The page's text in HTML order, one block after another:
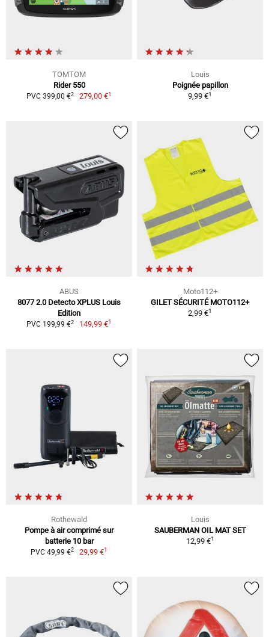
TOMTOM
Rider 550
PVC 399,00 €2 279,00 €1
Louis
Poignée papillon
9,99 €1
ABUS
8077 2.0 Detecto XPLUS Louis
Edition
PVC 199,99 €2 149,99 €1
Moto112+
GILET SÉCURITÉ MOTO112+
2,99 €1
Rothewald
Pompe à air comprimé sur
batterie 10 bar
PVC 49,99 €2 29,99 €1
Louis
SAUBERMAN OIL MAT SET
12,99 €1